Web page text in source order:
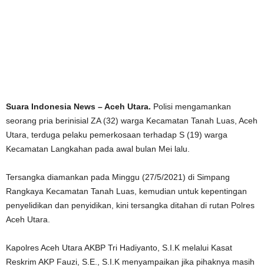
Suara Indonesia News – Aceh Utara. Polisi mengamankan
seorang pria berinisial ZA (32) warga Kecamatan Tanah Luas, Aceh
Utara, terduga pelaku pemerkosaan terhadap S (19) warga
Kecamatan Langkahan pada awal bulan Mei lalu.
Tersangka diamankan pada Minggu (27/5/2021) di Simpang
Rangkaya Kecamatan Tanah Luas, kemudian untuk kepentingan
penyelidikan dan penyidikan, kini tersangka ditahan di rutan Polres
Aceh Utara.
Kapolres Aceh Utara AKBP Tri Hadiyanto, S.I.K melalui Kasat
Reskrim AKP Fauzi, S.E., S.I.K menyampaikan jika pihaknya masih